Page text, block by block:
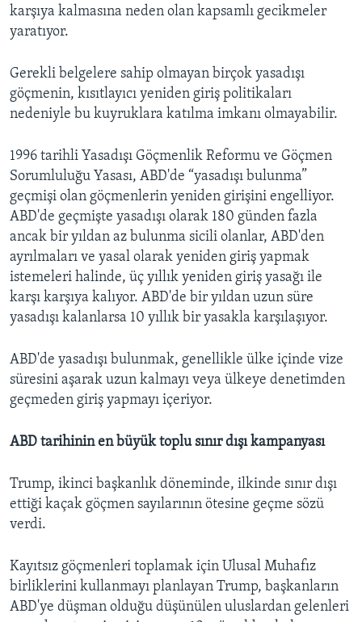
karşıya kalmasına neden olan kapsamlı gecikmeler
yaratıyor.
Gerekli belgelere sahip olmayan birçok yasadışı
göçmenin, kısıtlayıcı yeniden giriş politikaları
nedeniyle bu kuyruklara katılma imkanı olmayabilir.
1996 tarihli Yasadışı Göçmenlik Reformu ve Göçmen
Sorumluluğu Yasası, ABD'de “yasadışı bulunma”
geçmişi olan göçmenlerin yeniden girişini engelliyor.
ABD'de geçmişte yasadışı olarak 180 günden fazla
ancak bir yıldan az bulunma sicili olanlar, ABD'den
ayrılmaları ve yasal olarak yeniden giriş yapmak
istemeleri halinde, üç yıllık yeniden giriş yasağı ile
karşı karşıya kalıyor. ABD'de bir yıldan uzun süre
yasadışı kalanlarsa 10 yıllık bir yasakla karşılaşıyor.
ABD'de yasadışı bulunmak, genellikle ülke içinde vize
süresini aşarak uzun kalmayı veya ülkeye denetimden
geçmeden giriş yapmayı içeriyor.
ABD tarihinin en büyük toplu sınır dışı kampanyası
Trump, ikinci başkanlık döneminde, ilkinde sınır dışı
ettiği kaçak göçmen sayılarının ötesine geçme sözü
verdi.
Kayıtsız göçmenleri toplamak için Ulusal Muhafız
birliklerini kullanmayı planlayan Trump, başkanların
ABD'ye düşman olduğu düşünülen uluslardan gelenleri